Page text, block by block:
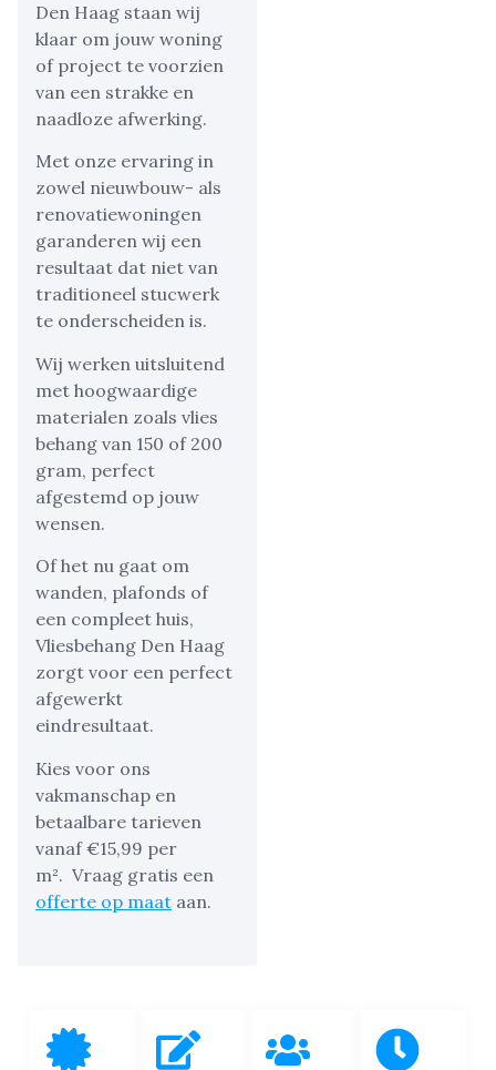
Den Haag staan wij
klaar om jouw woning
of project te voorzien
van een strakke en
naadloze afwerking.
Met onze ervaring in
zowel nieuwbouw- als
renovatiewoningen
garanderen wij een
resultaat dat niet van
traditioneel stucwerk
te onderscheiden is.
Wij werken uitsluitend
met hoogwaardige
materialen zoals vlies
behang van 150 of 200
gram, perfect
afgestemd op jouw
wensen.
Of het nu gaat om
wanden, plafonds of
een compleet huis,
Vliesbehang Den Haag
zorgt voor een perfect
afgewerkt
eindresultaat.
Kies voor ons
vakmanschap en
betaalbare tarieven
vanaf €15,99 per
m². Vraag gratis een
offerte op maat aan.